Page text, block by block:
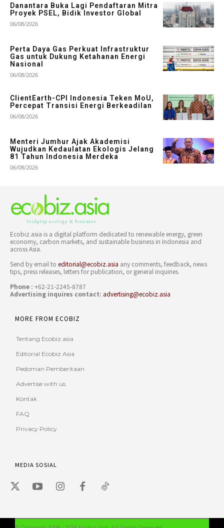
Danantara Buka Lagi Pendaftaran Mitra
Proyek PSEL, Bidik Investor Global
06/08/2026
Perta Daya Gas Perkuat Infrastruktur
Gas untuk Dukung Ketahanan Energi
Nasional
06/08/2026
ClientEarth-CPI Indonesia Teken MoU,
Percepat Transisi Energi Berkeadilan
06/08/2026
Menteri Jumhur Ajak Akademisi
Wujudkan Kedaulatan Ekologis Jelang
81 Tahun Indonesia Merdeka
06/08/2026
Ecobiz.asia is a digital platform dedicated to renewable energy, green
economy, carbon markets, and sustainable business in Indonesia and
across Asia.
Send by email to editorial@ecobiz.asia any comments, feedback, news
tips, press releases, letters for publication, or general inquiries.
Phone : +62-21-2245-8787
Advertising inquires contact: advertising@ecobiz.asia
MORE FROM ECOBIZ
Tentang Ecobiz.asia
Editorial Ecobiz Asia
Pedoman Pemberitaan
Advertise with us
Kontak
FAQ
Privacy Policy
MEDIA SOSIAL